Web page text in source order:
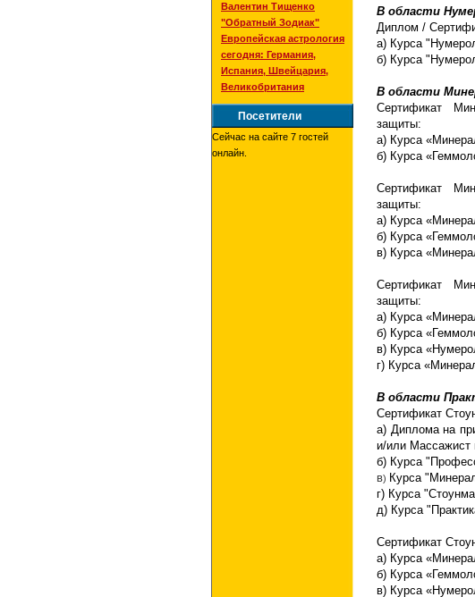
Валентин Тищенко
"Обратный Зодиак"
Европейская астрология
сегодня: Германия,
Испания, Швейцария,
Великобритания
Посетители
Сейчас на сайте 7 гостей
онлайн.
В области
Диплом /
а) Курса
б) Курса
В области
Сертификат
защиты:
а) Курса
б) Курса
Сертификат
защиты:
а) Курса
б) Курса
в) Курса
Сертификат
защиты:
а) Курса
б) Курса
в) Курса
г) Курса
В области
Сертификат
а) Диплома на
и/или Массажист
б) Курса
в) Курса
г) Курса
д) Курса
Сертификат
а) Курса
б) Курса
в) Курса